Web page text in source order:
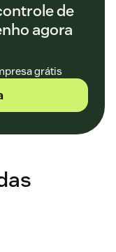
de
agora
grátis